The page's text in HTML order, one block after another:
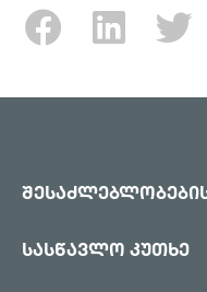
სასწავლო კუთხე